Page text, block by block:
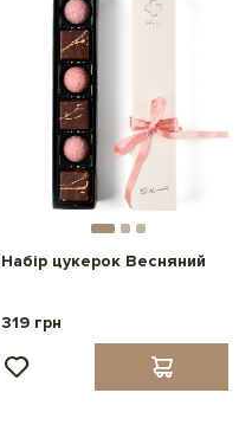
Набір цукерок Весняний
319 грн